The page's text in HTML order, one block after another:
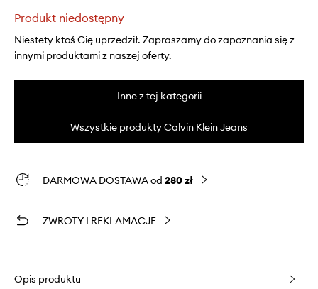
Produkt niedostępny
Niestety ktoś Cię uprzedził. Zapraszamy do zapoznania się z
innymi produktami z naszej oferty.
Inne z tej kategorii
Wszystkie produkty Calvin Klein Jeans
DARMOWA DOSTAWA od 280 zł
ZWROTY I REKLAMACJE
Opis produktu